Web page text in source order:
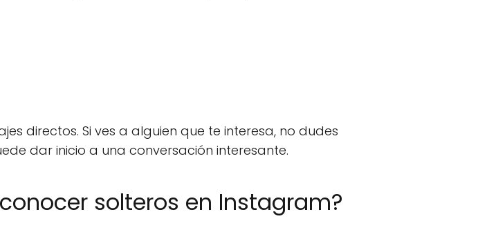
directos. Si ves a alguien que te interesa, no dudes
dar inicio a una conversación interesante.
solteros en Instagram?